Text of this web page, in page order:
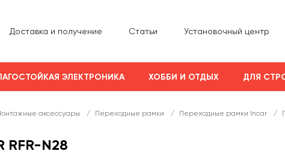
Доставка и получение Статьи Установочный центр
ЭЛЕКТРОНИКА ХОББИ И ОТДЫХ ДЛЯ
аксессуары / Переходные рамки / Переходные рамки Incar /
N28